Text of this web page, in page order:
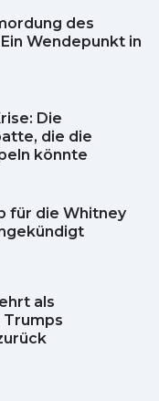
des
Wendepunkt in
Die
die die
könnte
für die Whitney
als
Trumps